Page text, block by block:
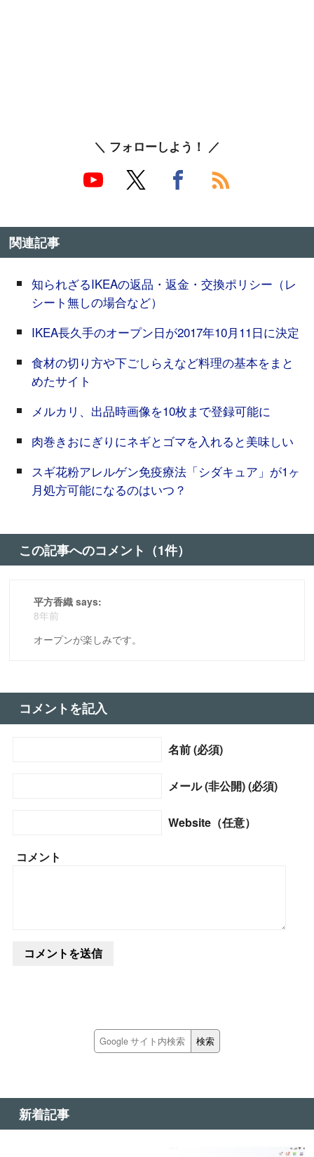
＼ フォローしよう！ ／
関連記事
知られざるIKEAの返品・返金・交換ポリシー（レ
シート無しの場合など）
IKEA長久手のオープン日が2017年10月11日に決定
食材の切り方や下ごしらえなど料理の基本をまと
めたサイト
メルカリ、出品時画像を10枚まで登録可能に
肉巻きおにぎりにネギとゴマを入れると美味しい
スギ花粉アレルゲン免疫療法「シダキュア」が1ヶ
月処方可能になるのはいつ？
この記事へのコメント（1件）
平方香織 says:
8年前
オープンが楽しみです。
コメントを記入
名前 (必須)
メール (非公開) (必須)
Website（任意）
コメント
新着記事